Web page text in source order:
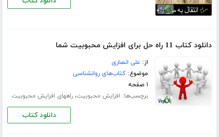
دانلود کتاب 11 راه حل برای افزایش محبوبیت شما
از: علی انصاری
موضوع:کتاب‌های روانشناسی
۱ صفحه
برچسب‌ها: افزایش محبوبیت،راههای افزایش محبوبیت
دانلود کتاب